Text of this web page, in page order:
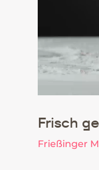
Frisch
Frießinger